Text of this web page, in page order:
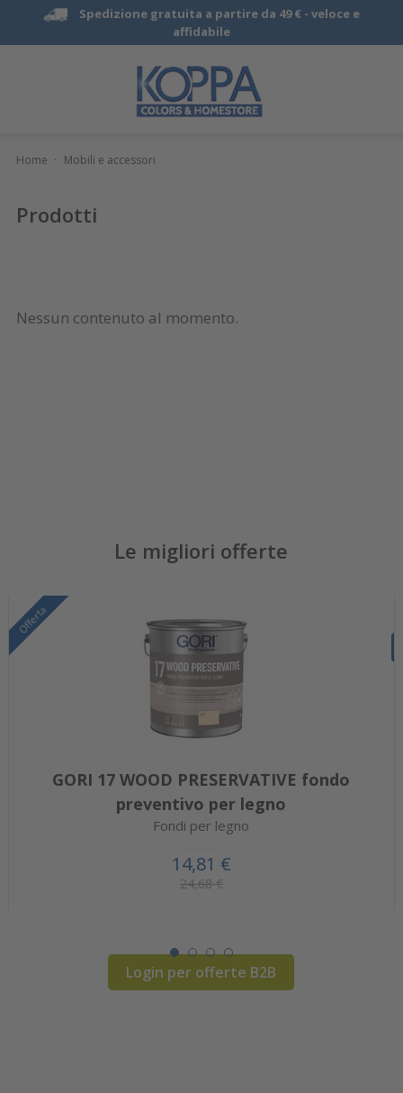
Spedizione gratuita a partire da 49 € - veloce e
affidabile
Home · Mobili e accessori
Prodotti
Nessun contenuto al momento.
Le migliori offerte
Offerta
GORI 17 WOOD PRESERVATIVE fondo
preventivo per legno
Fondi per legno
14,81 €
24,68 €
Login per offerte B2B